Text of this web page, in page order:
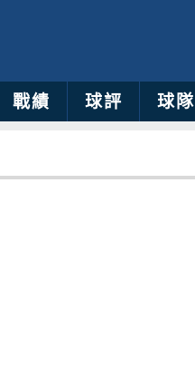
戰績 球評 球隊